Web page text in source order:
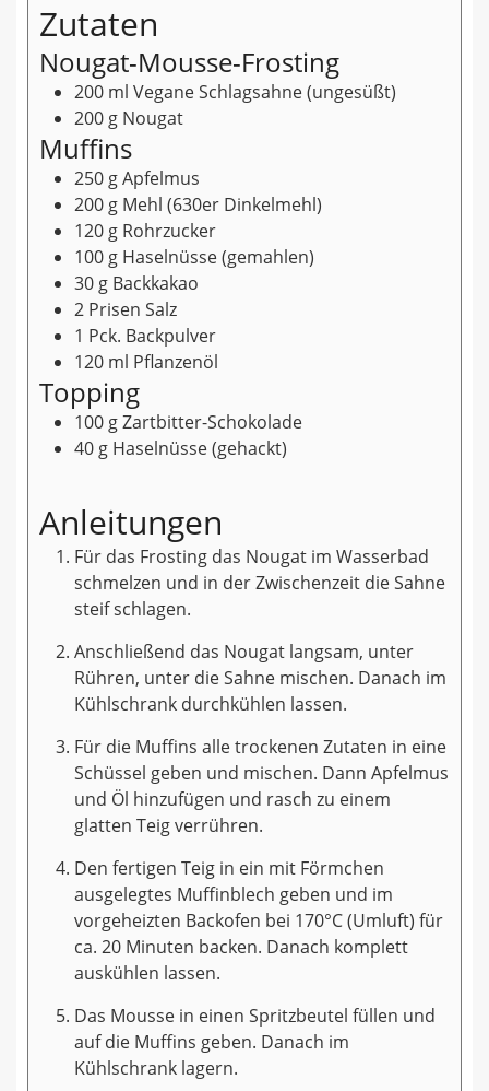
Zutaten
Nougat-Mousse-Frosting
200 ml Vegane Schlagsahne(ungesüßt)
200 g Nougat
Muffins
250 gApfelmus
200 g Mehl (630er Dinkelmehl)
120 g Rohrzucker
100 g Haselnüsse(gemahlen)
30 g Backkakao
2 Prisen Salz
1 Pck. Backpulver
120 ml Pflanzenöl
Topping
100 gZartbitter-Schokolade
40 g Haselnüsse(gehackt)
Anleitungen
Für das Frosting das Nougat im Wasserbad
schmelzen und in der Zwischenzeit die Sahne
steif schlagen.
Anschließend das Nougat langsam, unter
Rühren, unter die Sahne mischen. Danach im
Kühlschrank durchkühlen lassen.
Für die Muffins alle trockenen Zutaten in eine
Schüssel geben und mischen. Dann Apfelmus
und Öl hinzufügen und rasch zu einem
glatten Teig verrühren.
Den fertigen Teig in ein mit Förmchen
ausgelegtes Muffinblech geben und im
vorgeheizten Backofen bei 170°C (Umluft) für
ca. 20 Minuten backen. Danach komplett
auskühlen lassen.
Das Mousse in einen Spritzbeutel füllen und
auf die Muffins geben. Danach im
Kühlschrank lagern.